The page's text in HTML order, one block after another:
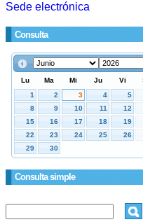
Sede electrónica
Consulta
Consulta simple